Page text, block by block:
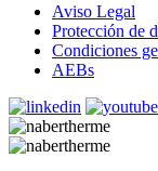
Aviso Legal
Protección de
Condiciones
AEBs